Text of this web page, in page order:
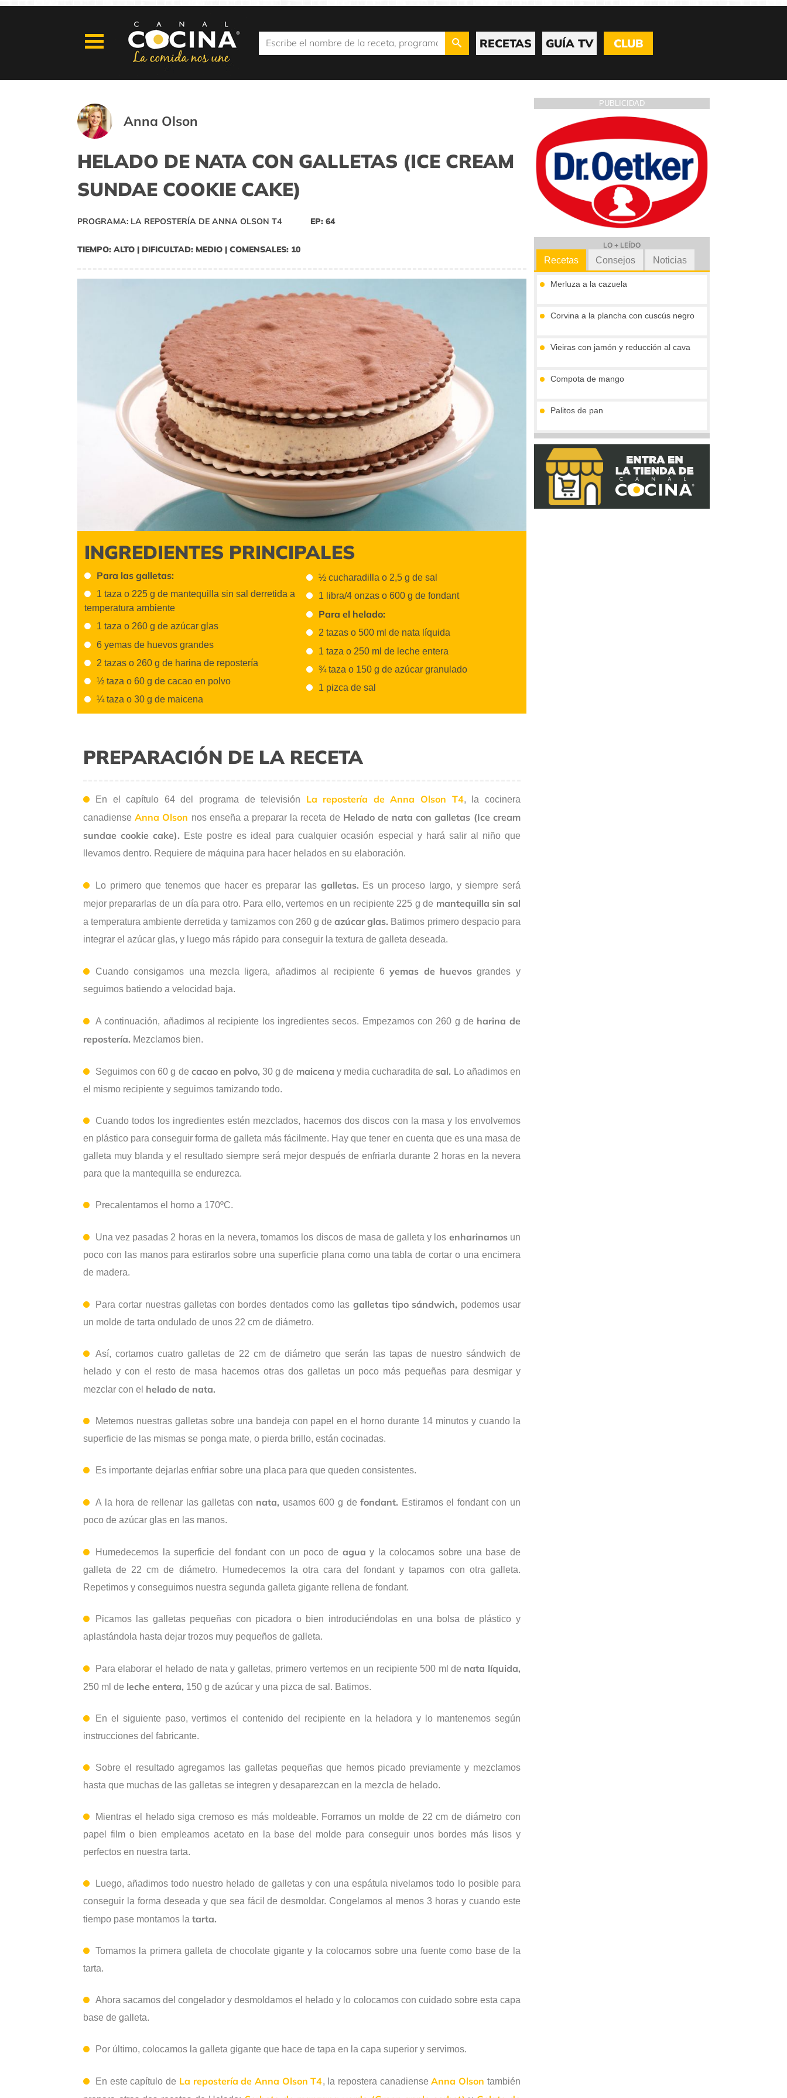
RECETAS GUÍA TV CLUB
Anna Olson
HELADO DE NATA CON GALLETAS (ICE CREAM
SUNDAE COOKIE CAKE)
PROGRAMA: LA REPOSTERÍA DE ANNA OLSON T4 EP: 64
TIEMPO: ALTO | DIFICULTAD: MEDIO | COMENSALES: 10
INGREDIENTES PRINCIPALES
Para las galletas:
1 taza o 225 g de mantequilla sin sal derretida a
temperatura ambiente
1 taza o 260 g de azúcar glas
6 yemas de huevos grandes
2 tazas o 260 g de harina de repostería
½ taza o 60 g de cacao en polvo
¼ taza o 30 g de maicena
½ cucharadilla o 2,5 g de sal
1 libra/4 onzas o 600 g de fondant
Para el helado:
2 tazas o 500 ml de nata líquida
1 taza o 250 ml de leche entera
¾ taza o 150 g de azúcar granulado
1 pizca de sal
PREPARACIÓN DE LA RECETA
En el capítulo 64 del programa de televisión La repostería de Anna Olson T4, la cocinera
canadienseAnna Olson nos enseña a preparar la receta de Helado de nata con galletas (Ice cream
sundae cookie cake). Este postre es ideal para cualquier ocasión especial y hará salir al niño que
llevamos dentro. Requiere de máquina para hacer helados en su elaboración.
Lo primero que tenemos que hacer es preparar las galletas. Es un proceso largo, y siempre será
mejor prepararlas de un día para otro. Para ello, vertemos en un recipiente 225 g de mantequilla sin sal
a temperatura ambiente derretida y tamizamos con 260 g deazúcar glas. Batimos primero despacio para
integrar el azúcar glas, y luego más rápido para conseguir la textura de galleta deseada.
Cuando consigamos una mezcla ligera, añadimos al recipiente 6yemas de huevos grandes y
seguimos batiendo a velocidad baja.
A continuación, añadimos al recipiente los ingredientes secos. Empezamos con 260 g de harina de
repostería. Mezclamos bien.
Seguimos con 60 g de cacao en polvo, 30 g de maicena y media cucharadita de sal. Lo añadimos en
el mismo recipiente y seguimos tamizando todo.
Cuando todos los ingredientes estén mezclados, hacemos dos discos con la masa y los envolvemos
en plástico para conseguir forma de galleta más fácilmente. Hay que tener en cuenta que es una masa de
galleta muy blanda y el resultado siempre será mejor después de enfriarla durante 2 horas en la nevera
para que la mantequilla se endurezca.
Precalentamos el horno a 170ºC.
Una vez pasadas 2 horas en la nevera, tomamos los discos de masa de galleta y los enharinamosun
poco con las manos para estirarlos sobre una superficie plana como una tabla de cortar o una encimera
de madera.
Para cortar nuestras galletas con bordes dentados como las galletas tipo sándwich, podemos usar
un molde de tarta ondulado de unos 22 cm de diámetro.
Así, cortamos cuatro galletas de 22 cm de diámetro que serán las tapas de nuestro sándwich de
helado y con el resto de masa hacemos otras dos galletas un poco más pequeñas para desmigar y
mezclar con el helado de nata.
Metemos nuestras galletas sobre una bandeja con papel en el horno durante 14 minutos y cuando la
superficie de las mismas se ponga mate, o pierda brillo, están cocinadas.
Es importante dejarlas enfriar sobre una placa para que queden consistentes.
A la hora de rellenar las galletas con nata, usamos 600 g defondant. Estiramos el fondant con un
poco de azúcar glas en las manos.
Humedecemos la superficie del fondant con un poco de agua y la colocamos sobre una base de
galleta de 22 cm de diámetro. Humedecemos la otra cara del fondant y tapamos con otra galleta.
Repetimos y conseguimos nuestra segunda galleta gigante rellena de fondant.
Picamos las galletas pequeñas con picadora o bien introduciéndolas en una bolsa de plástico y
aplastándola hasta dejar trozos muy pequeños de galleta.
Para elaborar el helado de nata y galletas, primero vertemos en un recipiente 500 ml de nata líquida,
250 ml de leche entera, 150 g de azúcar y una pizca de sal. Batimos.
En el siguiente paso, vertimos el contenido del recipiente en la heladora y lo mantenemos según
instrucciones del fabricante.
Sobre el resultado agregamos las galletas pequeñas que hemos picado previamente y mezclamos
hasta que muchas de las galletas se integren y desaparezcan en la mezcla de helado.
Mientras el helado siga cremoso es más moldeable. Forramos un molde de 22 cm de diámetro con
papel film o bien empleamos acetato en la base del molde para conseguir unos bordes más lisos y
perfectos en nuestra tarta.
Luego, añadimos todo nuestro helado de galletas y con una espátula nivelamos todo lo posible para
conseguir la forma deseada y que sea fácil de desmoldar. Congelamos al menos 3 horas y cuando este
tiempo pase montamos la tarta.
Tomamos la primera galleta de chocolate gigante y la colocamos sobre una fuente como base de la
tarta.
Ahora sacamos del congelador y desmoldamos el helado y lo colocamos con cuidado sobre esta capa
base de galleta.
Por último, colocamos la galleta gigante que hace de tapa en la capa superior y servimos.
En este capítulo de La repostería de Anna Olson T4, la repostera canadienseAnna Olson también
PUBLICIDAD
LO + LEÍDO
Recetas
Merluza a la cazuela
Corvina a la plancha con cuscús negro
Vieiras con jamón y reducción al cava
Compota de mango
Palitos de pan
Tronco de chocolate y turrón (sin gluten)
Consejos Noticias